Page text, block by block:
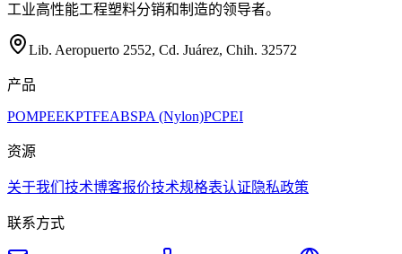
工业高性能工程塑料分销和制造的领导者。
Lib. Aeropuerto 2552, Cd. Juárez, Chih. 32572
产品
POMPEEKPTFEABSPA (Nylon)PCPEI
资源
关于我们 技术博客报价技术规格表认证 隐私政策
联系方式